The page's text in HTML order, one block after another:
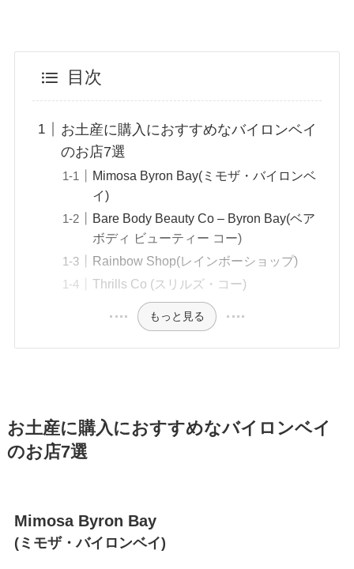
目次
お土産に購入におすすめなバイロンベイ
のお店7選
Mimosa Byron Bay(ミモザ・バイロンベ
イ)
Bare Body Beauty Co – Byron Bay(ベア
ボディ ビューティー コー)
Rainbow Shop(レインボーショップ)
Thrills Co (スリルズ・コー)
もっと見る
お土産に購入におすすめなバイロンベイ
のお店7選
Mimosa Byron Bay
(ミモザ・バイロンベイ)